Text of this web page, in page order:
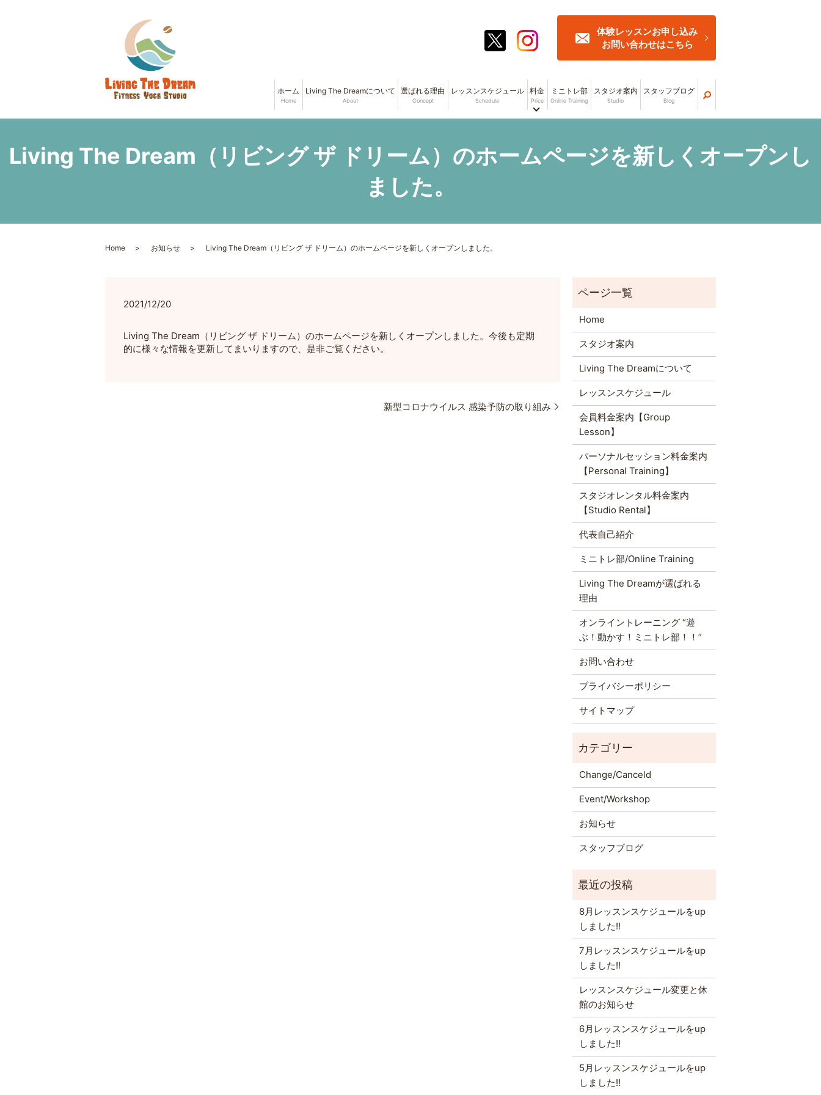
体験レッスンお申し込み
お問い合わせはこちら
ホーム
Home
Living The Dreamについて
About
選ばれる理由
Concept
レッスンスケジュール
Schedule
料金
Price
ミニトレ部
Online Training
スタジオ案内
Studio
スタッフブログ
Blog
Living The Dream（リビング ザ ドリーム）のホームページを新しくオープンし
ました。
Home お知らせ Living The Dream（リビング ザ ドリーム）のホームページを新しくオープンしました。
2021/12/20
Living The Dream（リビング ザ ドリーム）のホームページを新しくオープンしました。今後も定期
的に様々な情報を更新してまいりますので、是非ご覧ください。
新型コロナウイルス 感染予防の取り組み
Home
スタジオ案内
Living The Dreamについて
レッスンスケジュール
会員料金案内【Group
Lesson】
パーソナルセッション料金案内
【Personal Training】
スタジオレンタル料金案内
【Studio Rental】
代表自己紹介
ミニトレ部/Online Training
Living The Dreamが選ばれる
理由
オンライントレーニング “遊
ぶ！動かす！ミニトレ部！！”
お問い合わせ
プライバシーポリシー
サイトマップ
Change/Canceld
Event/Workshop
お知らせ
スタッフブログ
8月レッスンスケジュールをup
しました!!
7月レッスンスケジュールをup
しました!!
レッスンスケジュール変更と休
館のお知らせ
6月レッスンスケジュールをup
しました!!
5月レッスンスケジュールをup
しました!!